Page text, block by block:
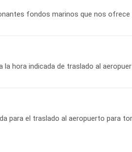
fondos marinos que nos
la hora indicada de traslado al
para el traslado al aeropuerto para